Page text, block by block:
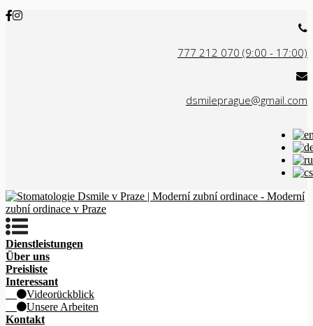
777 212 070 (9:00 - 17:00)
dsmileprague@gmail.com
Dienstleistungen
Über uns
Preisliste
Interessant
Videorückblick
Unsere Arbeiten
Kontakt